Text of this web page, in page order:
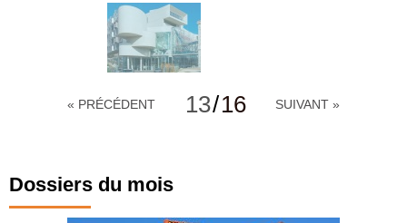
« PRÉCÉDENT 13/16 SUIVANT »
Dossiers du mois